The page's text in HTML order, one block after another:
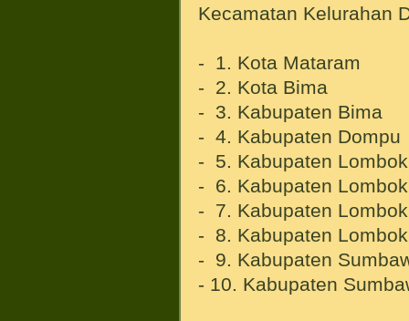
Kecamatan Kelurahan
- 1. Kota Mataram
- 2. Kota Bima
- 3. Kabupaten Bima
- 4. Kabupaten Dompu
- 5. Kabupaten
- 6. Kabupaten
- 7. Kabupaten
- 8. Kabupaten
- 9. Kabupaten
- 10. Kabupaten